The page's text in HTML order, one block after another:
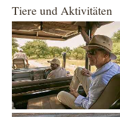
Tiere und Aktivitäten
Show larger version